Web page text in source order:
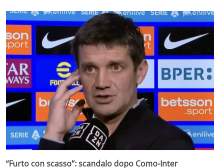
“Furto con scasso”: scandalo dopo Como-Inter